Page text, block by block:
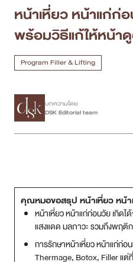
Program Acne Scar
Program Skin Quality
Program Body Confidence
แพทย์ของเรา
เคสรีวิว
บทความ
โปรโมชั่น
หน้าเหี่ยว หน้าแก่ก่
พร้อมวิธีแก้ให้หน้า
Program Filler & Lifting
บทความโดย
DSK Editorial team
คุณหมอขอสรุป หน้าเหี่ยว หน้
หน้าเหี่ยว หน้าแก่ก่อนวัย เกิด
แสงแดด มลภาวะ รวมถึงพฤติ
การรักษาหน้าเหี่ยว หน้าแก่ก่อ
Thermage, Botox, Filler แต่